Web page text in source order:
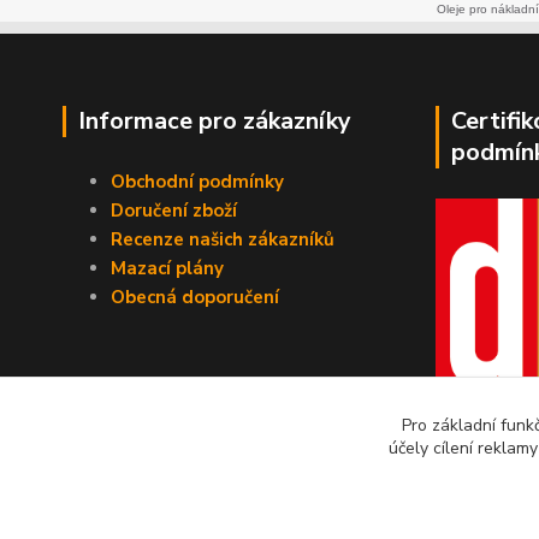
Oleje pro
Informace pro zákazníky
Obchodní podmínky
Doručení zboží
Recenze našich zákazníků
Mazací plány
Obecná doporučení
Pro základní
účely cílení